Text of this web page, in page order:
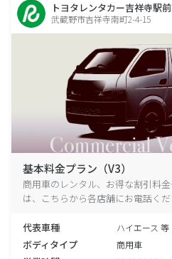
トヨタレンタカー吉祥寺駅前
武蔵野市吉祥寺南町2-4-15
基本料金プラン（V3）
商用車のレンタル、お得な割引料
は、こちらから各店舗にお電話くだ
代表車種 ハイエース 等
ボディタイプ 商用車